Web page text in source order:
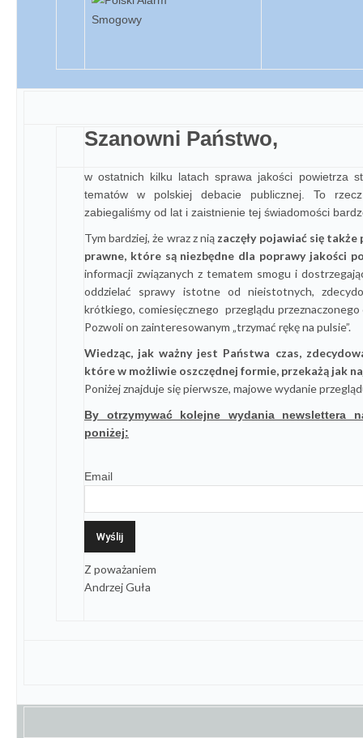
Szanowni Państwo,
w ostatnich kilku latach sprawa jakości powietrza
tematów w polskiej debacie publicznej. To
zabiegaliśmy od lat i zaistnienie tej świadomości
Tym bardziej, że wraz z nią zaczęły pojawiać się
prawne, które są niezbędne dla poprawy jakości
informacji związanych z tematem smogu i
oddzielać sprawy istotne od nieistotnych,
krótkiego, comiesięcznego przeglądu
Pozwoli on zainteresowanym „trzymać rękę na pulsie”.
Wiedząc, jak ważny jest Państwa czas,
które w możliwie oszczędnej formie, przekażą jak
Poniżej znajduje się pierwsze, majowe wydanie
By otrzymywać kolejne wydania newslettera
poniżej:
Email
Z poważaniem
Andrzej Guła